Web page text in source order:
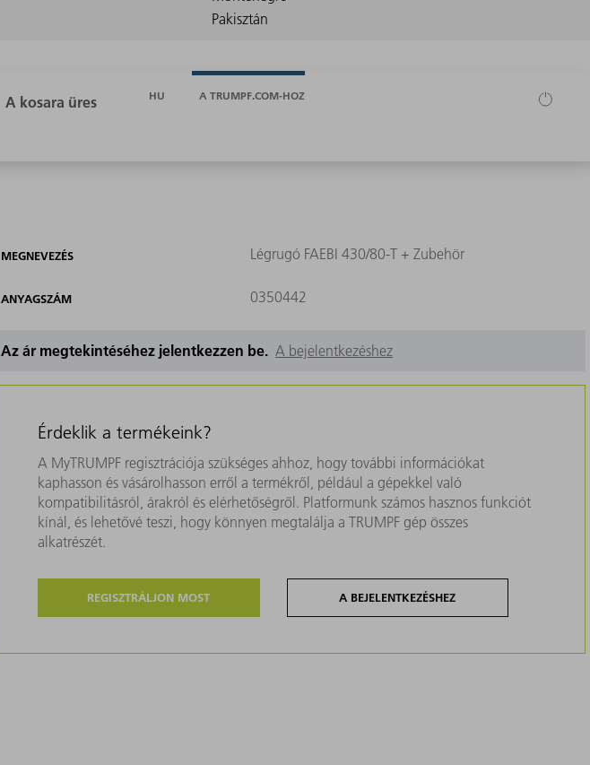
HU A TRUMPF.COM-HOZ
MEGNEVEZÉS Légrugó FAEBI 430/80-T + Zubehör
ANYAGSZÁM 0350442
Az ár megtekintéséhez jelentkezzen be. A bejelentkezéshez
Érdeklik a termékeink?
A MyTRUMPF regisztrációja szükséges ahhoz, hogy további információkat
kaphasson és vásárolhasson erről a termékről, például a gépekkel való
kompatibilitásról, árakról és elérhetőségről. Platformunk számos hasznos funkciót
kínál, és lehetővé teszi, hogy könnyen megtalálja a TRUMPF gép összes
alkatrészét.
REGISZTRÁLJON MOST A BEJELENTKEZÉSHEZ